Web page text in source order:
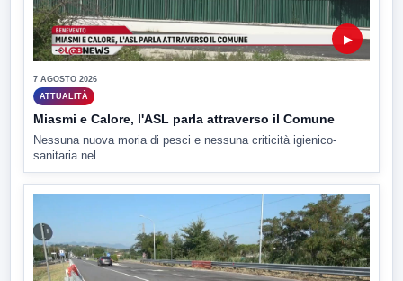
▶
7 AGOSTO 2026
ATTUALITÀ
Miasmi e Calore, l'ASL parla attraverso il Comune
Nessuna nuova moria di pesci e nessuna criticità igienico-
sanitaria nel...